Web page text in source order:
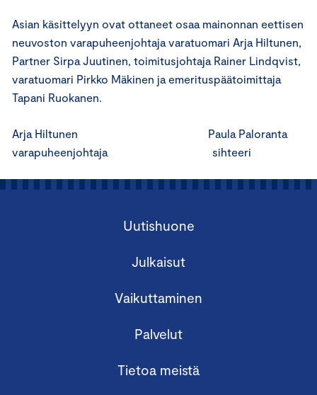
Asian käsittelyyn ovat ottaneet osaa mainonnan eettisen
neuvoston varapuheenjohtaja varatuomari Arja Hiltunen,
Partner Sirpa Juutinen, toimitusjohtaja Rainer Lindqvist,
varatuomari Pirkko Mäkinen ja emerituspäätoimittaja
Tapani Ruokanen.
Arja Hiltunen Paula Paloranta
varapuheenjohtaja sihteeri
Uutishuone
Julkaisut
Vaikuttaminen
Palvelut
Tietoa meistä